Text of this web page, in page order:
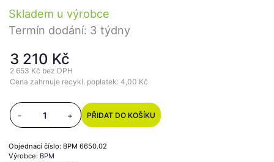
Skladem u výrobce
Termín dodání: 3 týdny
3 210 Kč
2 653 Kč bez DPH
Cena zahrnuje recykl. poplatek: 4,00 Kč
- + PŘIDAT DO KOŠÍKU
Objednací číslo: BPM 6650.02
Výrobce: BPM